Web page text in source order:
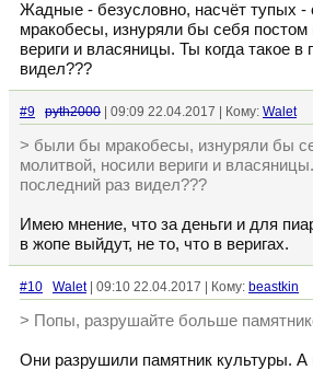
Жадные - безусловно, насчёт тупых
мракобесы, изнуряли бы себя постом
вериги и власяницы. Ты когда такое в
видел???
#9 pyth2000 | 09:09 22.04.2017 | Кому: Walet
> были бы мракобесы, изнуряли бы
молитвой, носили вериги и
последний раз видел???
Имею мнение, что за деньги и для
в жопе выйдут, не то, что в веригах.
#10 Walet| 09:10 22.04.2017 | Кому: beastkin
> Попы, разрушайте больше
Они разрушили памятник культуры. А